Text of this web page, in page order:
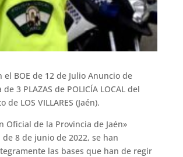
el BOE de 12 de Julio Anuncio de
3 PLAZAS de POLICÍA LOCAL del
de LOS VILLARES (Jaén).
Oficial de la Provincia de Jaén»
de 8 de junio de 2022, se han
las bases que han de regir